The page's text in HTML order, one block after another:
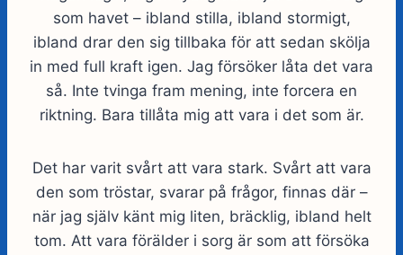
som havet – ibland stilla, ibland stormigt,
ibland drar den sig tillbaka för att sedan skölja
in med full kraft igen. Jag försöker låta det vara
så. Inte tvinga fram mening, inte forcera en
riktning. Bara tillåta mig att vara i det som är.
Det har varit svårt att vara stark. Svårt att vara
den som tröstar, svarar på frågor, finnas där –
när jag själv känt mig liten, bräcklig, ibland helt
tom. Att vara förälder i sorg är som att försöka